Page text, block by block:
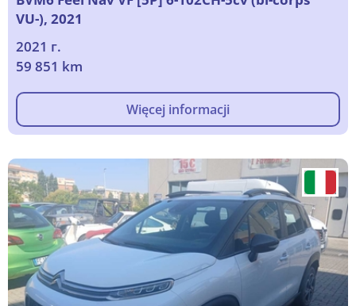
VU-), 2021
2021 г.
59 851 km
Więcej informacji